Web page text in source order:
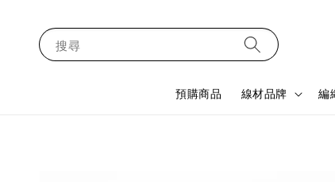
搜尋
預購商品 線材品牌 編